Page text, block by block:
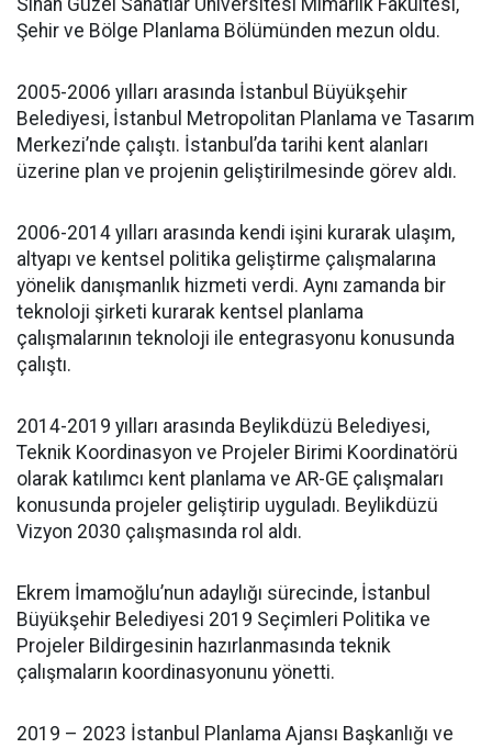
Sinan Güzel Sanatlar Üniversitesi Mimarlık Fakültesi,
Şehir ve Bölge Planlama Bölümünden mezun oldu.
2005-2006 yılları arasında İstanbul Büyükşehir
Belediyesi, İstanbul Metropolitan Planlama ve Tasarım
Merkezi’nde çalıştı. İstanbul’da tarihi kent alanları
üzerine plan ve projenin geliştirilmesinde görev aldı.
2006-2014 yılları arasında kendi işini kurarak ulaşım,
altyapı ve kentsel politika geliştirme çalışmalarına
yönelik danışmanlık hizmeti verdi. Aynı zamanda bir
teknoloji şirketi kurarak kentsel planlama
çalışmalarının teknoloji ile entegrasyonu konusunda
çalıştı.
2014-2019 yılları arasında Beylikdüzü Belediyesi,
Teknik Koordinasyon ve Projeler Birimi Koordinatörü
olarak katılımcı kent planlama ve AR-GE çalışmaları
konusunda projeler geliştirip uyguladı. Beylikdüzü
Vizyon 2030 çalışmasında rol aldı.
Ekrem İmamoğlu’nun adaylığı sürecinde, İstanbul
Büyükşehir Belediyesi 2019 Seçimleri Politika ve
Projeler Bildirgesinin hazırlanmasında teknik
çalışmaların koordinasyonunu yönetti.
2019 – 2023 İstanbul Planlama Ajansı Başkanlığı ve